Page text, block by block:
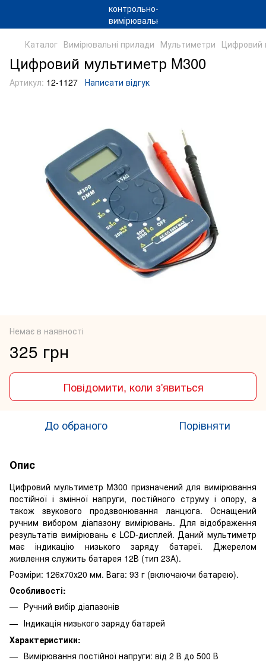
Каталог Вимірювальні прилади Мультиметри Цифровий
Цифровий мультиметр M300
Артикул: 12-1127 Написати відгук
Немає в наявності
325 грн
Повідомити, коли з'явиться
До обраного Порівняти
Опис
Цифровий мультиметр M300 призначений для вимірювання
постійної і змінної напруги, постійного струму і опору, а
також звукового продзвонювання ланцюга. Оснащений
ручним вибором діапазону вимірювань. Для відображення
результатів вимірювань є LCD-дисплей. Даний мультиметр
має індикацію низького заряду батареї. Джерелом
живлення служить батарея 12В (тип 23А).
Розміри: 126х70х20 мм. Вага: 93 г (включаючи батарею).
Особливості:
Ручний вибір діапазонів
Індикація низького заряду батарей
Характеристики:
Вимірювання постійної напруги: від 2 В до 500 В